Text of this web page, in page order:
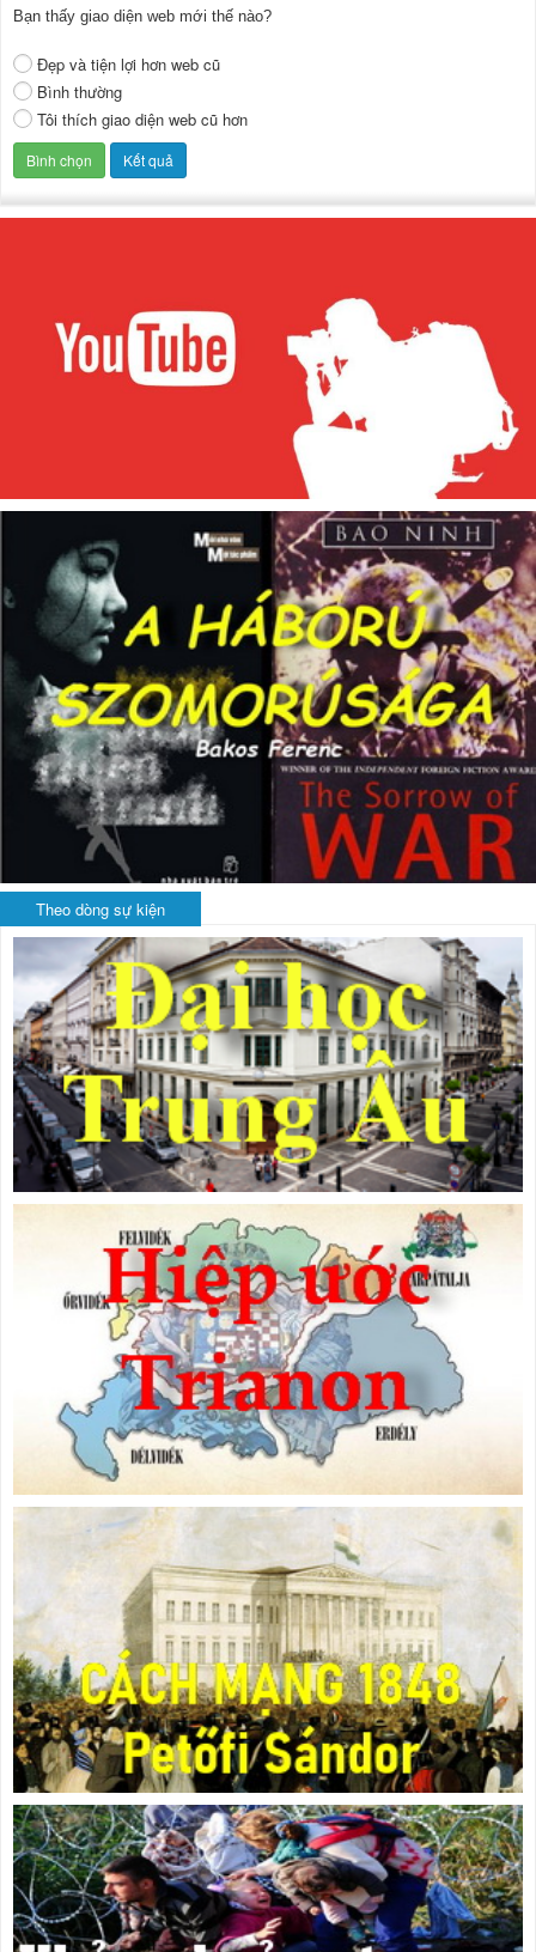
Bạn thấy giao diện web mới thế nào?
Đẹp và tiện lợi hơn web cũ
Bình thường
Tôi thích giao diện web cũ hơn
Theo dòng sự kiện